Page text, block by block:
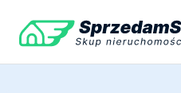
treści